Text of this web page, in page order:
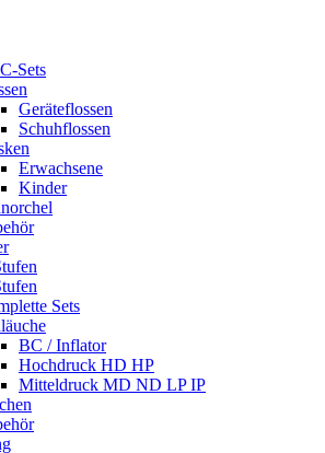
Sets
Geräteflossen
Schuhflossen
Erwachsene
Kinder
Sets
BC / Inflator
Hochdruck HD HP
Mitteldruck MD ND LP IP